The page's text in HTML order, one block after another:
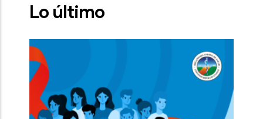
Lo último